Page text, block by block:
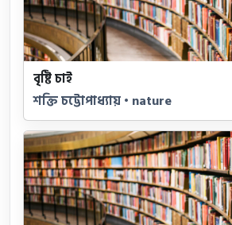
বৃষ্টি চাই
শক্তি চট্টোপাধ্যায় • nature